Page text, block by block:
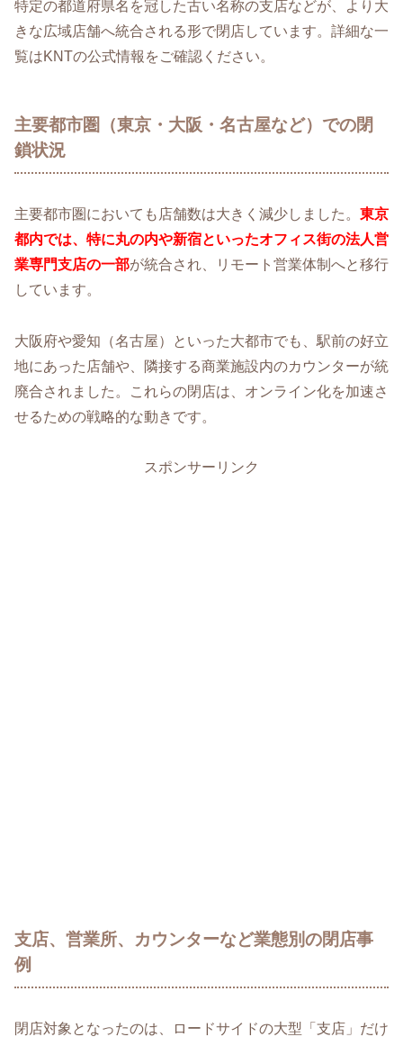
特定の都道府県名を冠した古い名称の支店などが、より大
きな広域店舗へ統合される形で閉店しています。詳細な一
覧はKNTの公式情報をご確認ください。
主要都市圏（東京・大阪・名古屋など）での閉
鎖状況
主要都市圏においても店舗数は大きく減少しました。 東京
都内では、特に丸の内や新宿といったオフィス街の法人営
業専門支店の一部が統合され、リモート営業体制へと移行
しています。
大阪府や愛知（名古屋）といった大都市でも、駅前の好立
地にあった店舗や、隣接する商業施設内のカウンターが統
廃合されました。これらの閉店は、オンライン化を加速さ
せるための戦略的な動きです。
スポンサーリンク
支店、営業所、カウンターなど業態別の閉店事
例
閉店対象となったのは、ロードサイドの大型「支店」だけ